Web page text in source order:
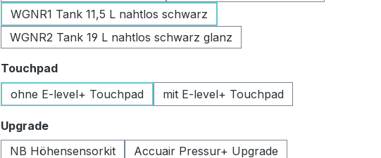
WGNR1 Tank 11,5 L nahtlos schwarz
WGNR2 Tank 19 L nahtlos schwarz glanz
Touchpadauswählen
ohne E-level+ Touchpad
mit E-level+ Touchpad
Upgradeauswählen
NB Höhensensorkit
Accuair Pressur+ Upgrade